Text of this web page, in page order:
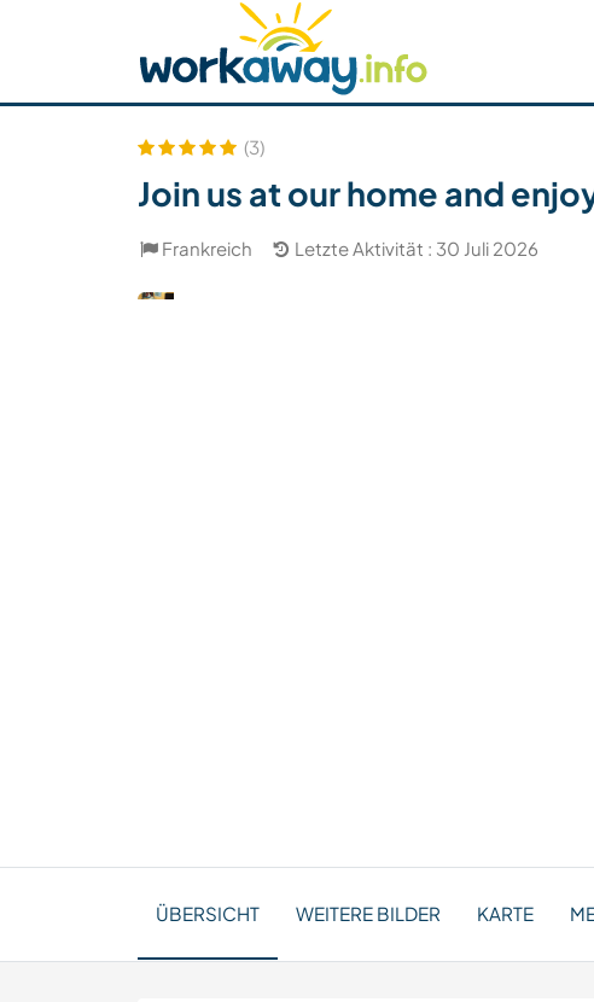
Host finden Reisepartner finden
Sicherheit
(3)
Join us at our home and
Frankreich Letzte Aktivität : 30 Juli 2026
ÜBERSICHT WEITERE BILDER KARTE